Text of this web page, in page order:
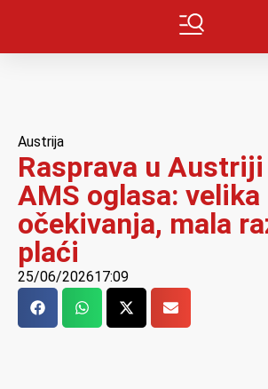
Austrija
Rasprava u
AMS oglasa: velika
očekivanja, mala
plaći
25/06/202617:09